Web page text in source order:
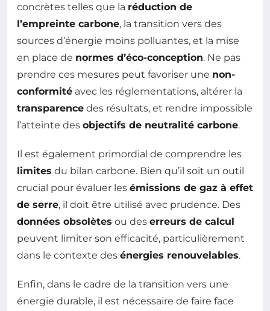
concrètes telles que la réduction de
l’empreinte carbone, la transition vers des
sources d’énergie moins polluantes, et la mise
en place de normes d’éco-conception. Ne pas
prendre ces mesures peut favoriser une non-
conformité avec les réglementations, altérer la
transparence des résultats, et rendre impossible
l’atteinte des objectifs de neutralité carbone.
Il est également primordial de comprendre les
limites du bilan carbone. Bien qu’il soit un outil
crucial pour évaluer les émissions de gaz à effet
de serre, il doit être utilisé avec prudence. Des
données obsolètes ou des erreurs de calcul
peuvent limiter son efficacité, particulièrement
dans le contexte des énergies renouvelables.
Enfin, dans le cadre de la transition vers une
énergie durable, il est nécessaire de faire face